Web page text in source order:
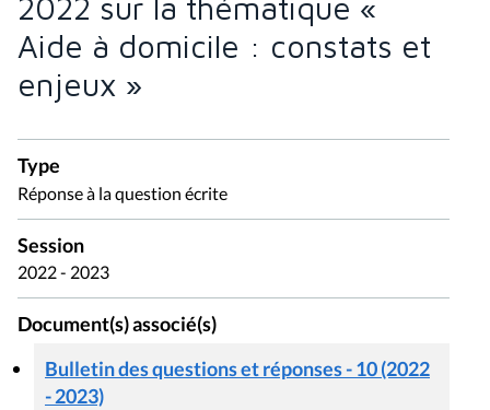
Aide à domicile : constats et
enjeux »
Type
Réponse à la question écrite
Session
2022 - 2023
Document(s) associé(s)
Bulletin des questions et réponses - 10 (2022
- 2023)